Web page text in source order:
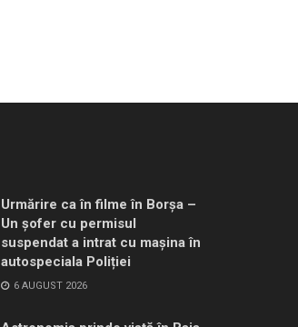
Urmărire ca în filme în Borșa –
Un șofer cu permisul
suspendat a intrat cu mașina în
autospeciala Poliției
6 AUGUST 2026